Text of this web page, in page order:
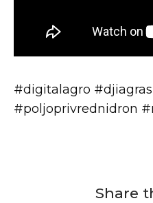
#digitalagro
#poljoprivrednidron
Share